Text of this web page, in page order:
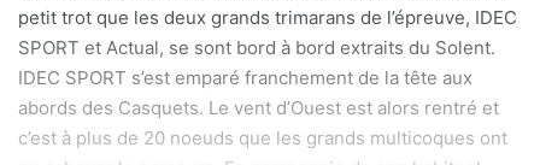
petit trot que les deux grands trimarans de l’épreuve, IDEC
SPORT et Actual, se sont bord à bord extraits du Solent.
IDEC SPORT s’est emparé franchement de la tête aux
abords des Casquets. Le vent d’Ouest est alors rentré et
c’est à plus de 20 noeuds que les grands multicoques ont